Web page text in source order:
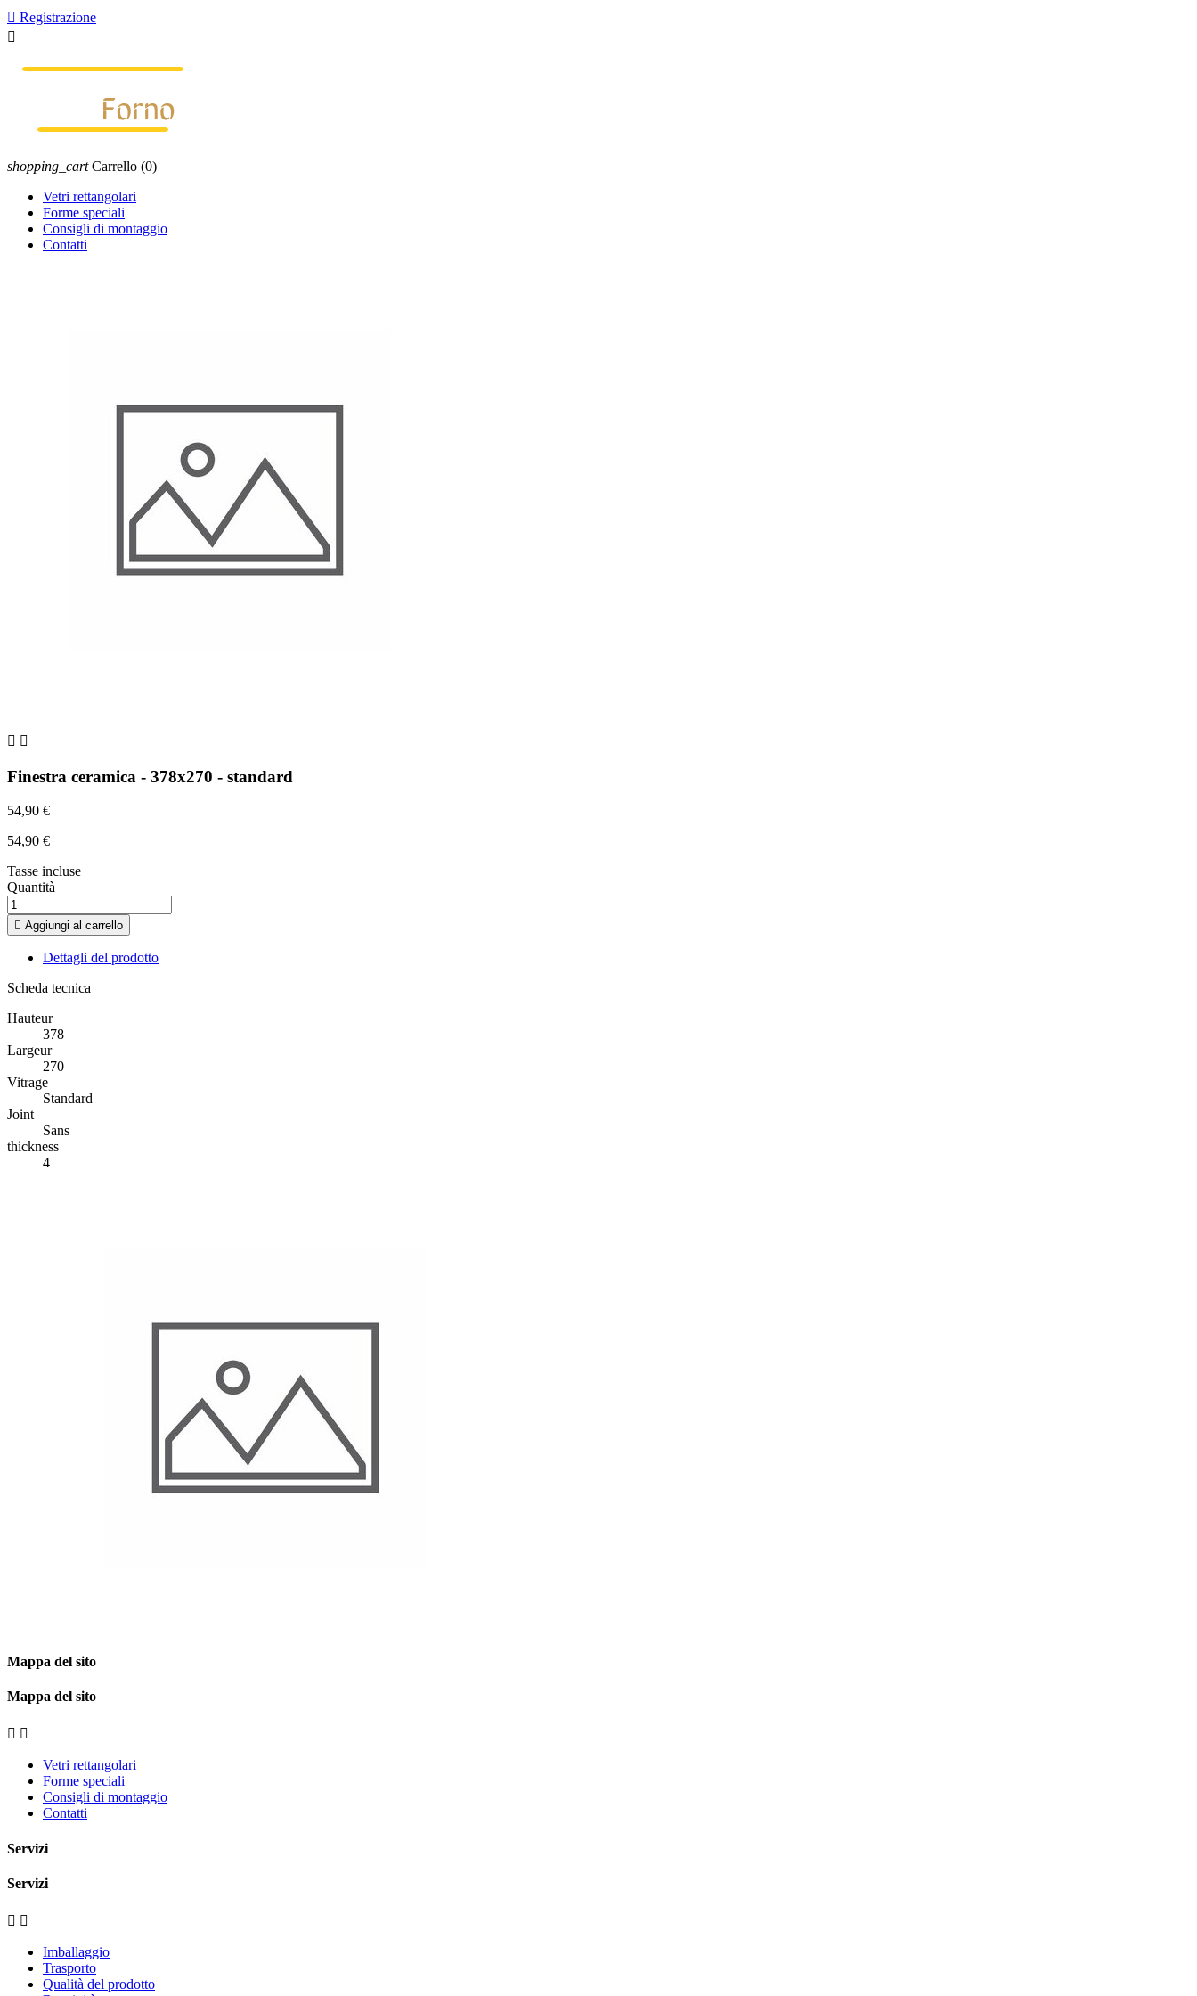
 Registrazione

shopping_cart Carrello (0)
Vetri rettangolari
Forme speciali
Consigli di montaggio
Contatti
 
Finestra ceramica - 378x270 - standard
54,90 €
54,90 €
Tasse incluse
Quantità
 Aggiungi al carrello
Dettagli del prodotto
Scheda tecnica
Hauteur
378
Largeur
270
Vitrage
Standard
Joint
Sans
thickness
4
Mappa del sito
Mappa del sito
 
Vetri rettangolari
Forme speciali
Consigli di montaggio
Contatti
Servizi
Servizi
 
Imballaggio
Trasporto
Qualità del prodotto